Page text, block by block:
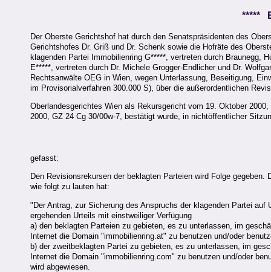
*****
Der Oberste Gerichtshof hat durch den Senatspräsidenten des
Gerichtshofes Dr. Griß und Dr. Schenk sowie die Hofräte des
klagenden Partei Immobilienring G*****, vertreten durch Braunegg,
E*****, vertreten durch Dr. Michele Grogger-Endlicher und Dr.
Rechtsanwälte OEG in Wien, wegen Unterlassung, Beseitigung,
im Provisorialverfahren 300.000 S), über die außerordentlichen
Oberlandesgerichtes Wien als Rekursgericht vom 19. Oktober
2000, GZ 24 Cg 30/00w-7, bestätigt wurde, in nichtöffentlicher
gefasst:
Den Revisionsrekursen der beklagten Parteien wird Folge
wie folgt zu lauten hat:
"Der Antrag, zur Sicherung des Anspruchs der klagenden Partei
ergehenden Urteils mit einstweiliger Verfügung
a) den beklagten Parteien zu gebieten, es zu unterlassen, im
Internet die Domain "immobilienring.at" zu benutzen und/oder
b) der zweitbeklagten Partei zu gebieten, es zu unterlassen, im
Internet die Domain "immobilienring.com" zu benutzen und/oder
wird abgewiesen.